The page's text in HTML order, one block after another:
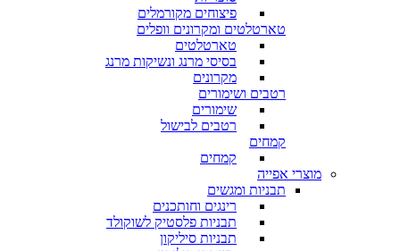
פיצוחים מקורמלים
טארטלטים ומקרונים וופלים
טארטלטים
בסיסי מרנג ונשיקות מרנג
מקרונים
רטבים ושימורים
שימורים
רטבים לבישול
קמחים
קמחים
מוצרי אפייה
תבניות ומגשים
רינגים וחותכנים
תבניות פלסטיק לשוקולד
תבניות סיליקון